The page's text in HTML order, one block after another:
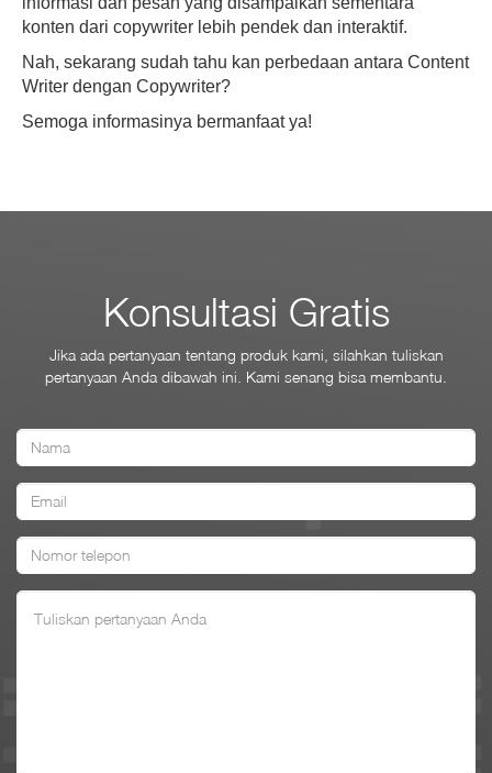
konten dari copywriter lebih pendek dan interaktif.
Nah, sekarang sudah tahu kan perbedaan antara Content
Writer dengan Copywriter?
Semoga informasinya bermanfaat ya!
Konsultasi Gratis
Jika ada pertanyaan tentang produk kami, silahkan tuliskan
pertanyaan Anda dibawah ini. Kami senang bisa membantu.